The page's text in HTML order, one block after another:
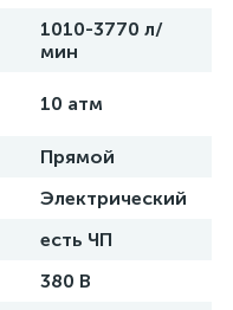
1010-3770 л/
мин
10 атм
Прямой
Электрический
есть ЧП
380 В